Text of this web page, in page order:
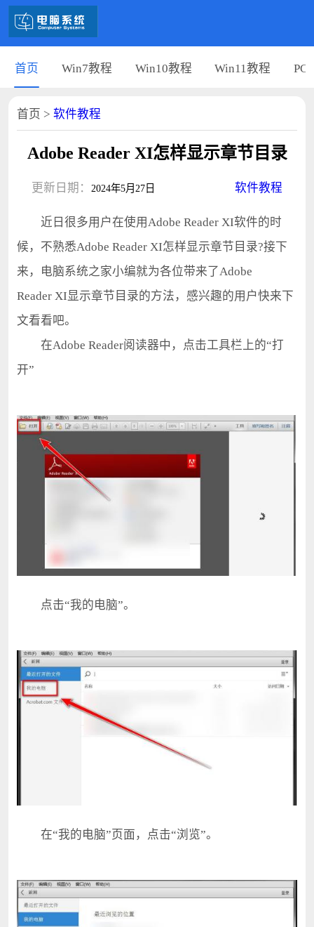
首页 Win7教程 Win10教程 Win11教程 PC
首页 > 软件教程
Adobe Reader XI怎样显示章节目录
更新日期： 2024年5月27日 软件教程
近日很多用户在使用Adobe Reader XI软件的时
候，不熟悉Adobe Reader XI怎样显示章节目录?接下
来，电脑系统之家小编就为各位带来了Adobe
Reader XI显示章节目录的方法，感兴趣的用户快来下
文看看吧。
在Adobe Reader阅读器中，点击工具栏上的“打
开”
点击“我的电脑”。
在“我的电脑”页面，点击“浏览”。